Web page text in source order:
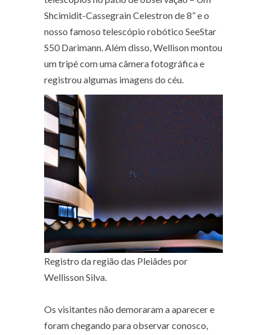
Shcimidit-Cassegrain Celestron de 8” e o
nosso famoso telescópio robótico SeeStar
S50 Darimann. Além disso, Wellison montou
um tripé com uma câmera fotográfica e
registrou algumas imagens do céu.
Registro da região das Pleiâdes por
Wellisson Silva.
Os visitantes não demoraram a aparecer e
foram chegando para observar conosco,